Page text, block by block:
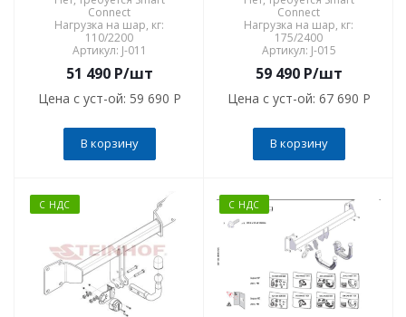
Connect
Нагрузка на шар, кг:
110/2200
Артикул: J-011
51 490P/шт
Цена с уст-ой: 59 690 P
В корзину
Connect
Нагрузка на шар, кг:
175/2400
Артикул: J-015
59 490P/шт
Цена с уст-ой: 67 690 P
В корзину
С НДС С НДС